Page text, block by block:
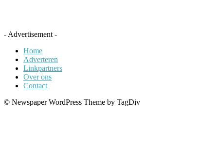
- Advertisement -
Home
Adverteren
Linkpartners
Over ons
Contact
© Newspaper WordPress Theme by TagDiv